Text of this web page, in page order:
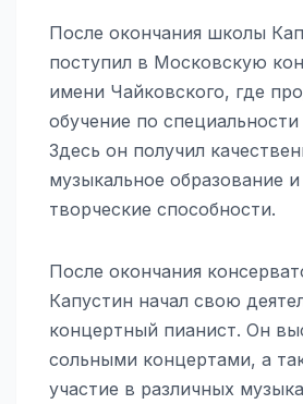
После окончания школы
поступил в Московскую
имени Чайковского, где
обучение по
Здесь он получил
музыкальное образование
творческие способности.
После окончания
Капустин начал свою
концертный пианист. Он
сольными концертами, а
участие в различных